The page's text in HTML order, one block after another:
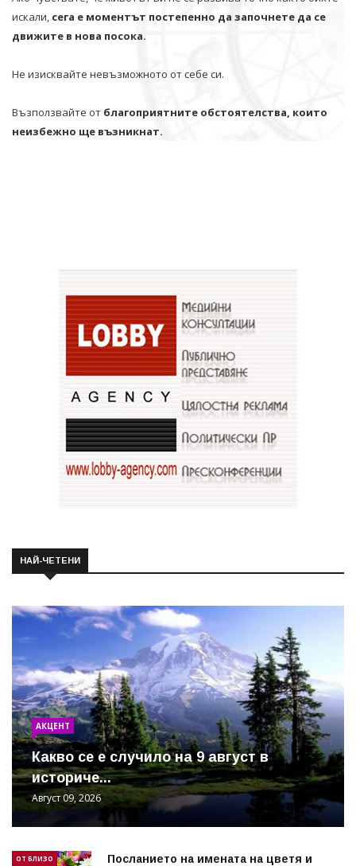
искали, сега е моментът постепенно да започнете да се
движите в нова посока.
Не изисквайте невъзможното от себе си.
Възползвайте от благоприятните обстоятелства, които
неизбежно ще възникнат.
НАЙ-ЧЕТЕНИ
АКЦЕНТ
Какво се е случило на 9 август в
историче...
Август 09, 2026
ОТ БЛИЗО
Посланието на имената на цветя и